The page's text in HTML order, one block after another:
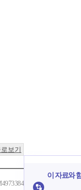
보기
이 자료와